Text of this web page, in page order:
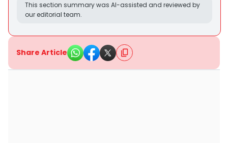
This section summary was AI-assisted and reviewed by
our editorial team.
Share Article